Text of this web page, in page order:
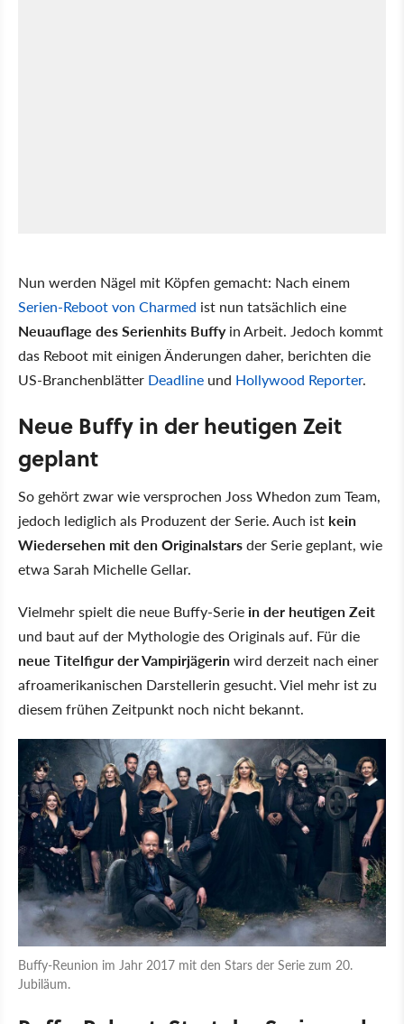
Nun werden Nägel mit Köpfen gemacht: Nach einem
Serien-Reboot von Charmed ist nun tatsächlich eine
Neuauflage des Serienhits Buffyin Arbeit. Jedoch kommt
das Reboot mit einigen Änderungen daher, berichten die
US-Branchenblätter Deadline und Hollywood Reporter.
Neue Buffy in der heutigen Zeit
geplant
So gehört zwar wie versprochen Joss Whedon zum Team,
jedoch lediglich als Produzent der Serie. Auch ist kein
Wiedersehen mit den Originalstarsder Serie geplant, wie
etwa Sarah Michelle Gellar.
Vielmehr spielt die neue Buffy-Serie in der heutigen Zeit
und baut auf der Mythologie des Originals auf. Für die
neue Titelfigur der Vampirjägerinwird derzeit nach einer
afroamerikanischen Darstellerin gesucht. Viel mehr ist zu
diesem frühen Zeitpunkt noch nicht bekannt.
Buffy-Reunion im Jahr 2017 mit den Stars der Serie zum 20.
Jubiläum.